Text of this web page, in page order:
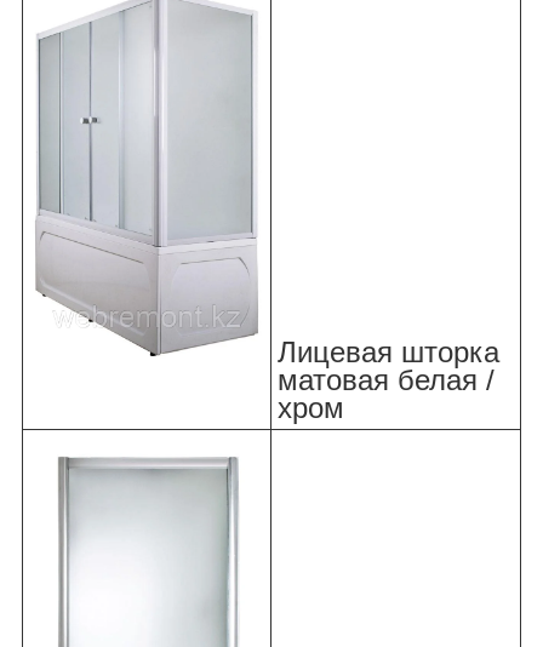
Лицевая шторка
матовая белая /
хром